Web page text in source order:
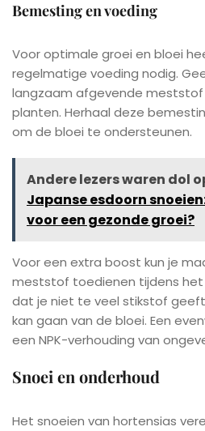
Bemesting en voeding
Voor optimale groei en bloei
regelmatige voeding nodig.
langzaam afgevende meststof
planten. Herhaal deze
om de bloei te ondersteunen.
Andere lezers waren dol
Japanse esdoorn
voor een gezonde groei?
Voor een extra boost kun je
meststof toedienen tijdens het
dat je niet te veel stikstof
kan gaan van de bloei. Een
een NPK-verhouding van
Snoei en onderhoud
Het snoeien van hortensias